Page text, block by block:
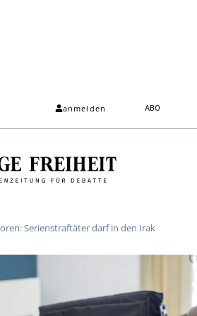
anmelden ABO
Serienstraftäter darf in den Irak